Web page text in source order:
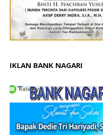
IKLAN BANK NAGARI